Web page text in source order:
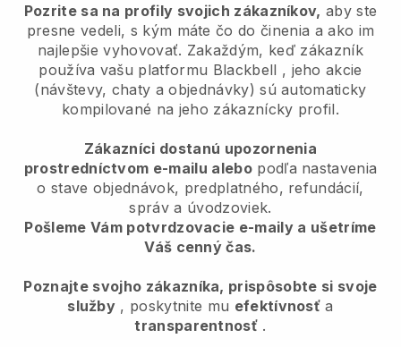
Pozrite sa na profily svojich zákazníkov, aby ste
presne vedeli, s kým máte čo do činenia a ako im
najlepšie vyhovovať. Zakaždým, keď zákazník
používa vašu platformu Blackbell , jeho akcie
(návštevy, chaty a objednávky) sú automaticky
kompilované na jeho zákaznícky profil.
Zákazníci dostanú upozornenia
prostredníctvom e-mailu alebopodľa nastavenia
o stave objednávok, predplatného, refundácií,
správ a úvodzoviek.
Pošleme Vám potvrdzovacie e-maily a ušetríme
Váš cenný čas.
Poznajte svojho zákazníka, prispôsobte si svoje
služby , poskytnite mu efektívnosť a
transparentnosť .